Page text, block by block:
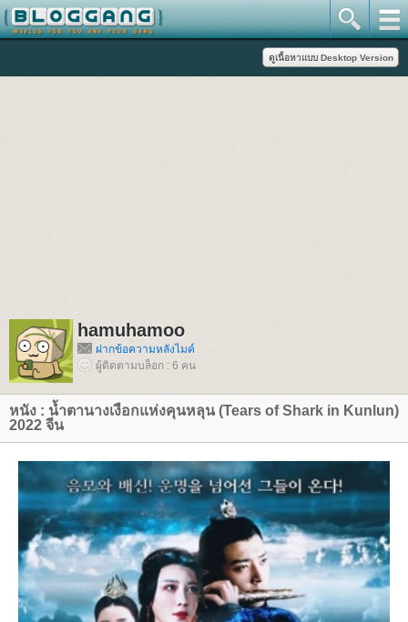
hamuhamoo
ฝากข้อความหลังไมค์
ผู้ติดตามบล็อก : 6 คน
หนัง : น้ำตานางเงือกแห่งคุนหลุน (Tears of Shark in Kunlun)
2022 จีน